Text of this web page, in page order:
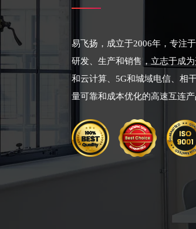
易飞扬，成立于2006年，专注
研发、生产和销售，立志于成
和云计算、5G和城域电信、相
量可靠和成本优化的高速互连产